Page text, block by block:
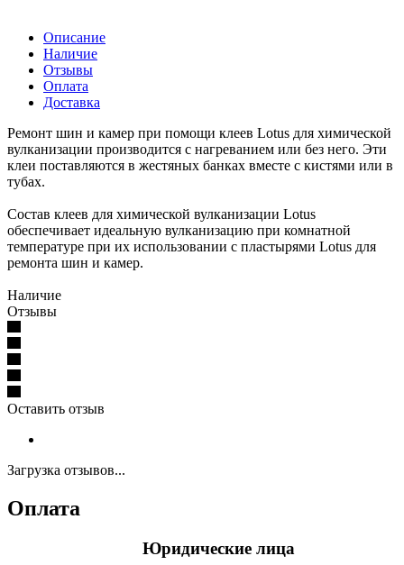
Описание
Наличие
Отзывы
Оплата
Доставка
Ремонт шин и камер при помощи клеев Lotus для химической
вулканизации производится с нагреванием или без него. Эти
клеи поставляются в жестяных банках вместе с кистями или в
тубах.
Состав клеев для химической вулканизации Lotus
обеспечивает идеальную вулканизацию при комнатной
температуре при их использовании с пластырями Lotus для
ремонта шин и камер.
Наличие
Отзывы
Оставить отзыв
Загрузка отзывов...
Оплата
Юридические лица